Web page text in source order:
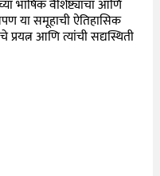
भाषिक वैशिष्ट्यांचा आणि
या समूहाची ऐतिहासिक
प्रयत्न आणि त्यांची सद्यस्थिती